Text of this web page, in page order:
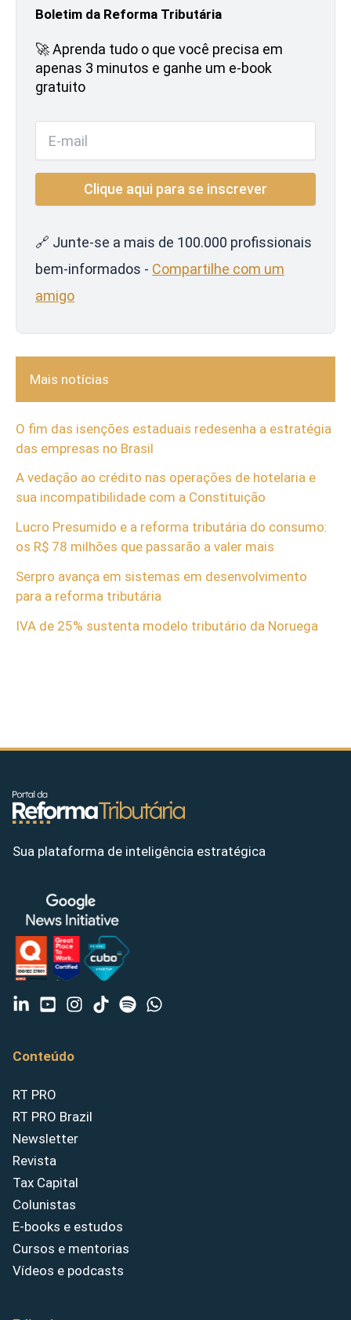
Boletim da Reforma Tributária
🚀 Aprenda tudo o que você precisa em
apenas 3 minutos e ganhe um e-book
gratuito
🔗 Junte-se a mais de 100.000 profissionais
bem-informados - Compartilhe com um
amigo
Mais notícias
O fim das isenções estaduais redesenha a estratégia
das empresas no Brasil
A vedação ao crédito nas operações de hotelaria e
sua incompatibilidade com a Constituição
Lucro Presumido e a reforma tributária do consumo:
os R$ 78 milhões que passarão a valer mais
Serpro avança em sistemas em desenvolvimento
para a reforma tributária
IVA de 25% sustenta modelo tributário da Noruega
Sua plataforma de inteligência estratégica
Conteúdo
RT PRO
RT PRO Brazil
Newsletter
Revista
Tax Capital
Colunistas
E-books e estudos
Cursos e mentorias
Vídeos e podcasts